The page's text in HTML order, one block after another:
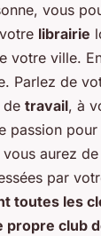
vous
librairie
votre ville.
Parlez de
de travail, à
passion pour
aurez
par
toutes les
propre club